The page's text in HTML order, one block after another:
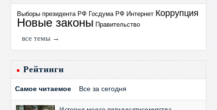
Выборы президента РФ Госдума РФ Интернет Коррупция
Новые законы Правительство
все темы →
Рейтинги
Самое читаемое Все за сегодня